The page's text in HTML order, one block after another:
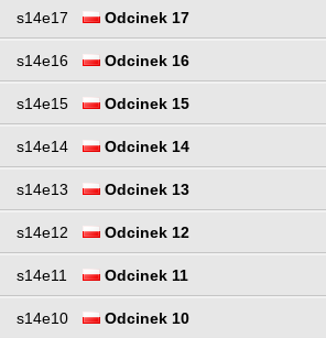
s14e17 Odcinek 17
s14e16 Odcinek 16
s14e15 Odcinek 15
s14e14 Odcinek 14
s14e13 Odcinek 13
s14e12 Odcinek 12
s14e11 Odcinek 11
s14e10 Odcinek 10